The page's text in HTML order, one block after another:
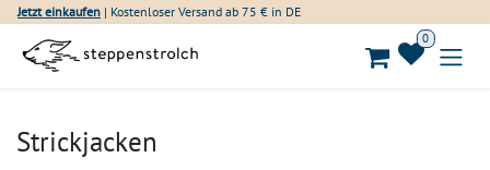
Zum Inhalt springen
Jetzt einkaufen | Kostenloser Versand ab 75 € in DE
0
Strickjacken